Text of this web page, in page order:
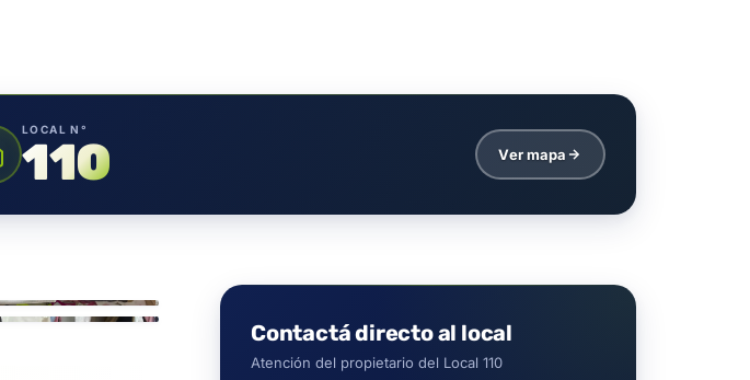
LOCAL N°
110 Ver mapa
Contactá directo al local
Atención del propietario del Local 110